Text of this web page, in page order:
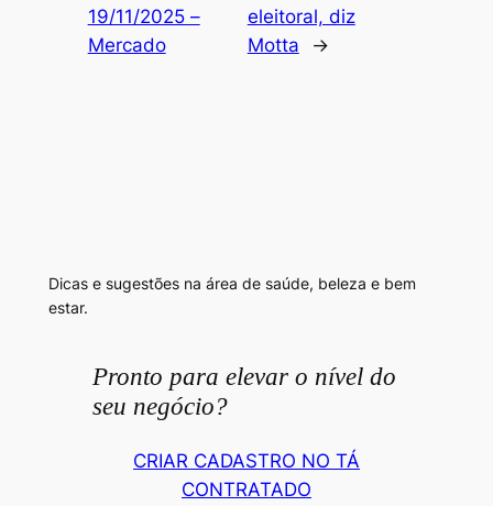
19/11/2025 –
Mercado
eleitoral, diz
Motta
→
Dicas e sugestões na área de saúde, beleza e bem
estar.
Pronto para elevar o nível do
seu negócio?
CRIAR CADASTRO NO TÁ
CONTRATADO